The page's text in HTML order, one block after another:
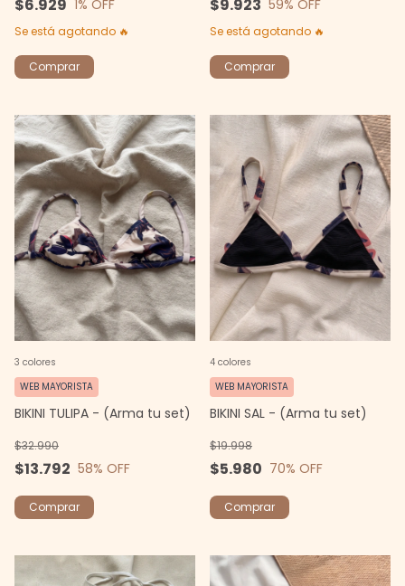
$6.929 1% OFF
Se está agotando 🔥
Comprar
$9.923 59% OFF
Se está agotando 🔥
Comprar
BIKINI TULIPA - (Arma tu set)
$13.792
$32.990
58% OFF
WEB MAYORISTA
3 colores
Comprar
BIKINI SAL - (Arma tu set)
$5.980
$19.998
70% OFF
WEB MAYORISTA
4 colores
Comprar